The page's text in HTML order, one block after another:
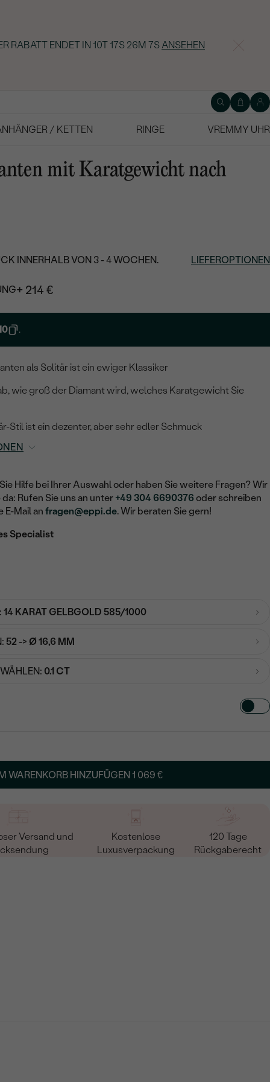
RABATT ENDET IN 10T 17S 26M 6SANSEHEN
/ KETTEN RINGE
VREMMY UHR
mit Karatgewicht nach
INNERHALB VON 3 - 4 WOCHEN. LIEFEROPTIONEN
+ 214 €
.
als Solitär ist ein ewiger Klassiker
wie groß der Diamant wird, welches Karatgewicht Sie
Stil ist ein dezenter, aber sehr edler Schmuck
Hilfe bei Ihrer Auswahl oder haben Sie weitere Fragen? Wir
Rufen Sie uns an unter +49 304 6690376 oder schreiben
E-Mail anfragen@eppi.de. Wir beraten Sie gern!
Specialist
14 KARAT GELBGOLD 585/1000
52 -> Ø 16,6 MM
0.1 CT
WARENKORB HINZUFÜGEN1 069 €
Versand und
Kostenlose
Luxusverpackung
120 Tage
Rückgaberecht